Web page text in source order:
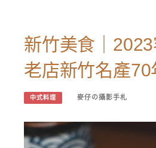
新竹美食｜
老店新竹名產
中式料理 麥仔の攝影手札